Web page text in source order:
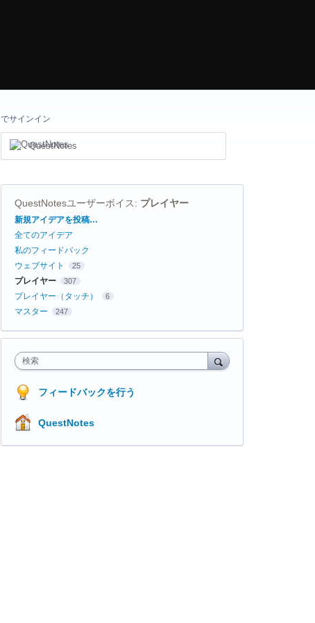
でサインイン
QuestNotes
QuestNotesユーザーボイス: プレイヤー
カ
テ
ゴ
新規アイデアを投稿…
全てのアイデア
私のフィードバック
ウェブサイト
25
プレイヤー 307
プレイヤー（タッチ） 6
マスター 247
検索
フィードバックを行う
QuestNotes